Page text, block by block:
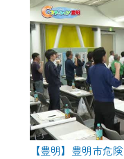
【豊明】豊明市
作業の間は、
テナンス中」
ん。
ご不便をおか
よろしくお願